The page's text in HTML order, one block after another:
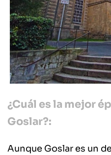
¿Cuál es la mejor
Goslar?:
Aunque Goslar es un